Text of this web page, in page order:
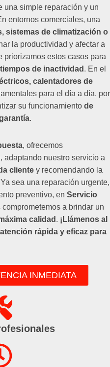
una simple reparación y un
entornos comerciales, una
sistemas de climatización o
la productividad y afectar a
priorizamos estos casos para
de inactividad . En el
calentadores de
para el día a día, por
su funcionamiento de
.
, ofrecemos
, adaptando nuestro servicio a
cliente y recomendando la
sea una reparación urgente,
preventivo, en Servicio
comprometemos a brindar un
calidad . ¡Llámenos al
rápida y eficaz para
INMEDIATA